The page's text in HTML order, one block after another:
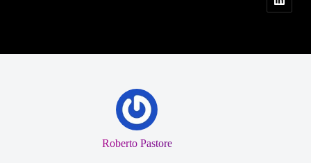
Roberto Pastore